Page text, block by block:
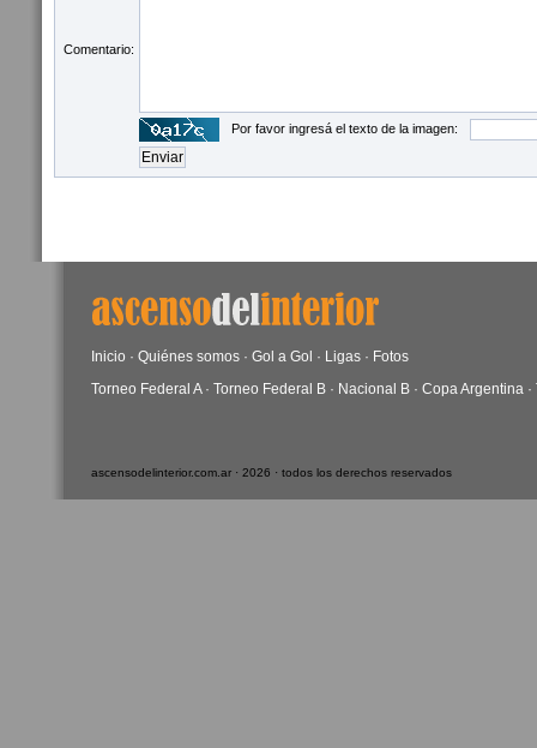
Comentario:
Por favor ingresá el texto de la imagen:
Inicio · Quiénes somos · Gol a Gol · Ligas · Fotos
Torneo Federal A· Torneo Federal B · Nacional B · Copa Argentina ·
ascensodelinterior.com.ar · 2026 · todos los derechos reservados